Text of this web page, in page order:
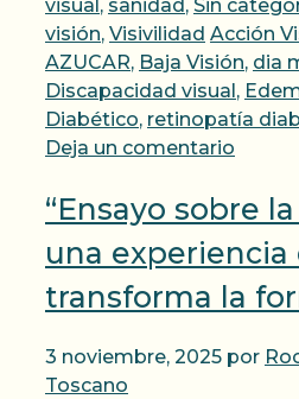
visual, sanidad, Sin
visión, Visivilidad Acción
AZUCAR, Baja Visión, dia
Discapacidad visual,
Diabético, retinopatía
Deja un comentario
“Ensayo sobre
una experiencia
transforma la
3 noviembre, 2025 por
Toscano